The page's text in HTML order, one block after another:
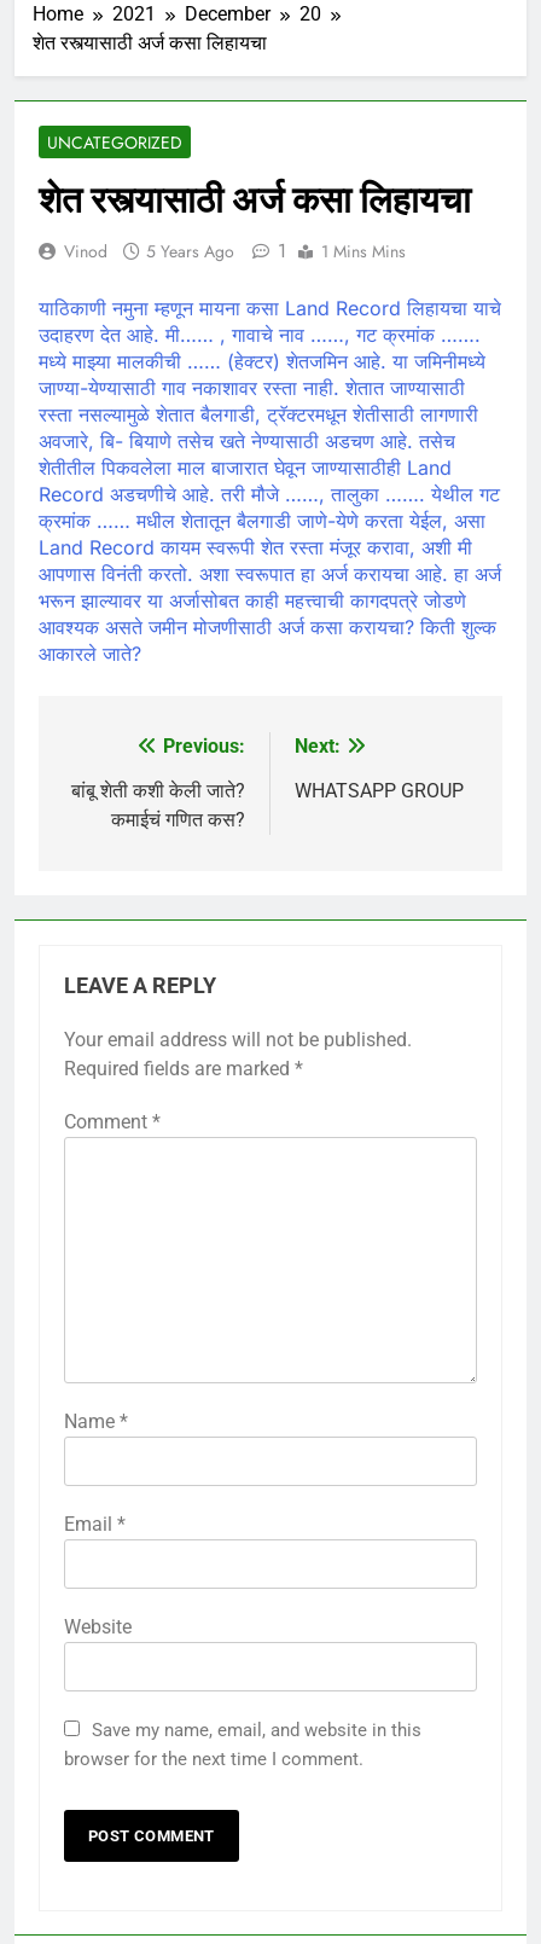
Home 2021 December
20
शेत रस्त्यासाठी अर्ज कसा लिहायचा
UNCATEGORIZED
शेत रस्त्यासाठी अर्ज कसा लिहायचा
Vinod 5 Years Ago 1 1 Mins Mins
याठिकाणी नमुना म्हणून मायना कसा Land Record लिहायचा याचे
उदाहरण देत आहे. मी…… , गावाचे नाव ……, गट क्रमांक …….
मध्ये माझ्या मालकीची …… (हेक्टर) शेतजमिन आहे. या जमिनीमध्ये
जाण्या-येण्यासाठी गाव नकाशावर रस्ता नाही. शेतात जाण्यासाठी
रस्ता नसल्यामुळे शेतात बैलगाडी, ट्रॅक्टरमधून शेतीसाठी लागणारी
अवजारे, बि- बियाणे तसेच खते नेण्यासाठी अडचण आहे. तसेच
शेतीतील पिकवलेला माल बाजारात घेवून जाण्यासाठीही Land
Record अडचणीचे आहे. तरी मौजे ……, तालुका ……. येथील गट
क्रमांक …… मधील शेतातून बैलगाडी जाणे-येणे करता येईल, असा
Land Record कायम स्वरूपी शेत रस्ता मंजूर करावा, अशी मी
आपणास विनंती करतो. अशा स्वरूपात हा अर्ज करायचा आहे. हा अर्ज
भरून झाल्यावर या अर्जासोबत काही महत्त्वाची कागदपत्रे जोडणे
आवश्यक असते जमीन मोजणीसाठी अर्ज कसा करायचा? किती शुल्क
आकारले जाते?
navigation
Previous:
बांबू शेती कशी केली जाते?
कमाईचं गणित कस?
Next:
WHATSAPP GROUP
LEAVE A REPLY
Your email address will not be published.
Required fields are marked *
Comment *
Name *
Email *
Website
Save my name, email, and website in this
browser for the next time I comment.